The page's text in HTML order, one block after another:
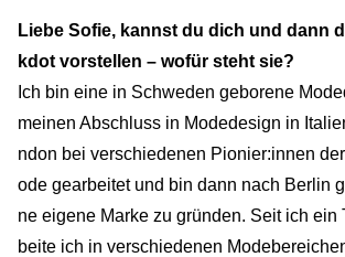
Liebe Sofie, kannst du dich und dann
kdot vorstellen – wofür steht sie?
Ich bin eine in Schweden geborene
meinen Abschluss in Modedesign in
ndon bei verschiedenen Pionier:innen
ode gearbeitet und bin dann nach Berlin
ne eigene Marke zu gründen. Seit ich ein
beite ich in verschiedenen